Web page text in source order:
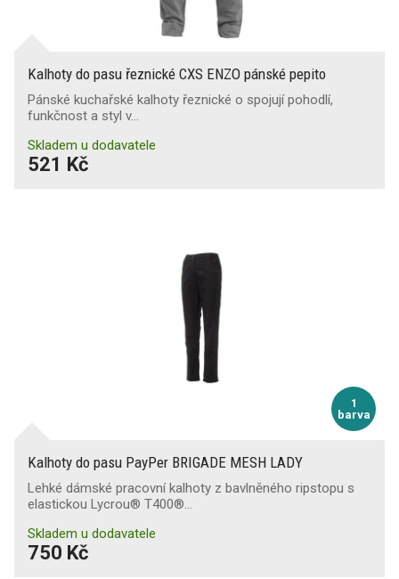
Kalhoty do pasu řeznické CXS ENZO pánské pepito
Pánské kuchařské kalhoty řeznické o spojují pohodlí,
funkčnost a styl v…
Skladem u dodavatele
521 Kč
1
barva
Kalhoty do pasu PayPer BRIGADE MESH LADY
Lehké dámské pracovní kalhoty z bavlněného ripstopu s
elastickou Lycrou® T400®…
Skladem u dodavatele
750 Kč